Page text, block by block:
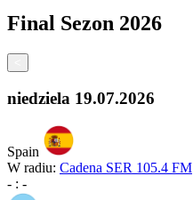
Final Sezon 2026
niedziela 19.07.2026
Spain
W radiu: Cadena SER 105.4 FM
- : -